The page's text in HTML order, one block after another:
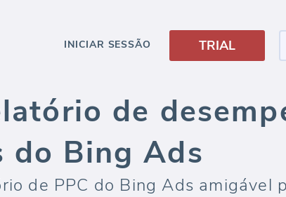
INICIAR SESSÃO TRIAL
de
do Bing Ads
de PPC do Bing Ads amigável